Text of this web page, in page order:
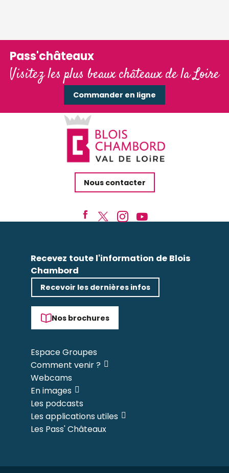
Pass'châteaux
Visitez les plus beaux châteaux de la Loire
Commander en ligne
Nous contacter
Recevez toute l'information de Blois
Chambord
Recevoir les dernières infos
Nos brochures
Espace Groupes
Comment venir ?
Webcams
En images
Les podcasts
Les applications utiles
Les Pass' Châteaux